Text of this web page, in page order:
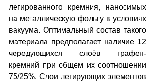
легированного кремния, наносимых
на металлическую фольгу в условиях
вакуума. Оптимальный состав такого
материала предполагает наличие 12
чередующихся слоёв графен-
кремний при общем их соотношении
75/25%. Слои легирующих элементов